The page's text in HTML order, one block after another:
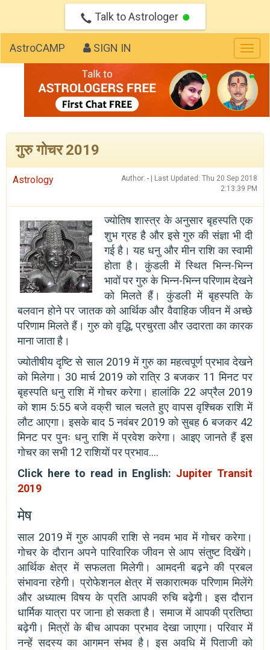
Talk to Astrologer
AstroCAMP SIGN IN
गुरु गोचर 2019
Astrology Author: -| Last Updated: Thu 20 Sep 2018
2:13:39 PM
ज्योतिष शास्त्र के अनुसार बृहस्पति एक
शुभ ग्रह है और इसे गुरु की संज्ञा भी दी
गई है। यह धनु और मीन राशि का स्वामी
होता है। कुंडली में स्थित भिन्न-भिन्न
भावों पर गुरु के भिन्न-भिन्न परिणाम देखने
को मिलते हैं। कुंडली में बृहस्पति के
बलवान होने पर जातक को आर्थिक और वैवाहिक जीवन में अच्छे
परिणाम मिलते हैं। गुरु को वृद्धि, प्रचुरता और उदारता का कारक
माना जाता है।
ज्योतीषीय दृष्टि से साल 2019 में गुरु का महत्वपूर्ण प्रभाव देखने
को मिलेगा। 30 मार्च 2019 को रात्रि 3 बजकर 11 मिनट पर
बृहस्पति धनु राशि में गोचर करेगा। हालांकि 22 अप्रैल 2019
को शाम 5:55 बजे वक्री चाल चलते हुए वापस वृश्चिक राशि में
लौट आएगा। इसके बाद 5 नवंबर 2019 को सुबह 6 बजकर 42
मिनट पर पुनः धनु राशि में प्रवेश करेगा। आइए जानते हैं इस
गोचर का सभी 12 राशियों पर प्रभाव….
Click here to read in English: Jupiter Transit
2019
मेष
साल 2019 में गुरु आपकी राशि से नवम भाव में गोचर करेगा।
गोचर के दौरान अपने पारिवारिक जीवन से आप संतुष्ट दिखेंगे।
आर्थिक क्षेत्र में सफलता मिलेगी। आमदनी बढ़ने की प्रबल
संभावना रहेगी। प्रोफेशनल क्षेत्र में सकारात्मक परिणाम मिलेंगे
और अध्यात्म विषय के प्रति आपकी रुचि बढ़ेगी। इस दौरान
धार्मिक यात्रा पर जाना हो सकता है। समाज में आपकी प्रतिष्ठा
बढ़ेगी। मित्रों के बीच आपका प्रभाव देखा जाएगा। परिवार में
नन्हें सदस्य का आगमन संभव है। इस अवधि में पिताजी को